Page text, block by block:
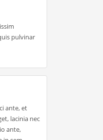
pulvinar
ante, et
lacinia nec
ante,